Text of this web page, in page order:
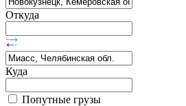
Откуда
Куда
Попутные грузы